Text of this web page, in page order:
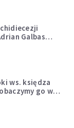
Galbas
proboszczom
ws. księdza
go w